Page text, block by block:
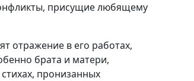
присущие любящему
отражение в его работах,
брата и матери,
пронизанных